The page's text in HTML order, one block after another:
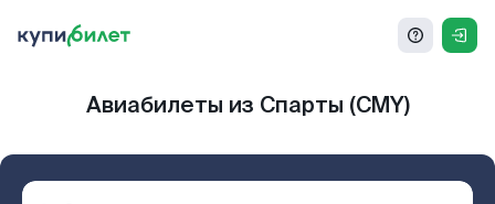
Авиабилеты из Спарты (CMY)